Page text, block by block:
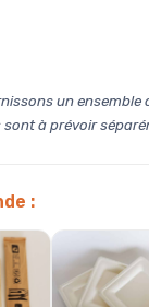
un ensemble
à prévoir
: